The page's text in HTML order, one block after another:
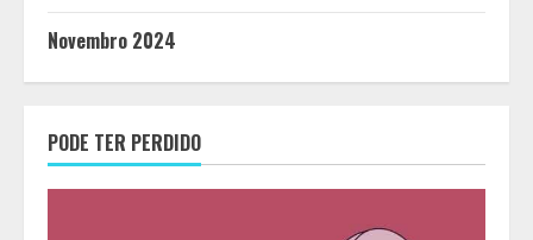
Novembro 2024
PODE TER PERDIDO